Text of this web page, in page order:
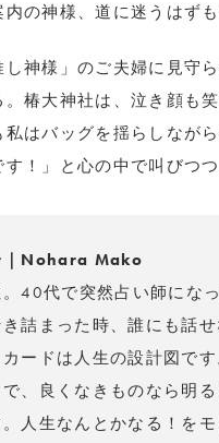
の神様、道に迷うはず
し神様」のご夫婦に見守
。椿大神社は、泣き顔も
はバッグを揺らしなが
！」と心の中で叫びつつ
｜Nohara Mako
40代で突然占い師にな
詰まった時、誰にも話
ードは人生の設計図で
、良くなきものなら明
人生なんとかなる！を